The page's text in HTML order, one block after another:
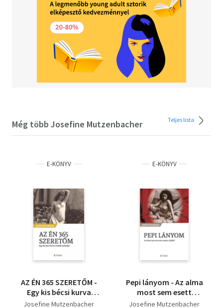
Még több Josefine Mutzenbacher Teljes lista
E-KÖNYV
AZ ÉN 365 SZERETŐM -
Egy kis bécsi kurva
további kalandjai
Josefine Mutzenbacher
E-KÖNYV
Pepi lányom - Az alma
most sem esett
messze a fájától
Josefine Mutzenbacher